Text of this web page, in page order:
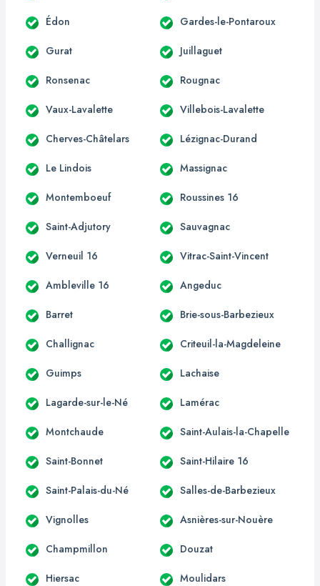
Édon Gardes-le-Pontaroux
Gurat Juillaguet
Ronsenac Rougnac
Vaux-Lavalette Villebois-Lavalette
Cherves-Châtelars Lézignac-Durand
Le Lindois Massignac
Montemboeuf Roussines 16
Saint-Adjutory Sauvagnac
Verneuil 16 Vitrac-Saint-Vincent
Ambleville 16 Angeduc
Barret Brie-sous-Barbezieux
Challignac Criteuil-la-Magdeleine
Guimps Lachaise
Lagarde-sur-le-Né Lamérac
Montchaude Saint-Aulais-la-Chapelle
Saint-Bonnet Saint-Hilaire 16
Saint-Palais-du-Né Salles-de-Barbezieux
Vignolles Asnières-sur-Nouère
Champmillon Douzat
Hiersac Moulidars